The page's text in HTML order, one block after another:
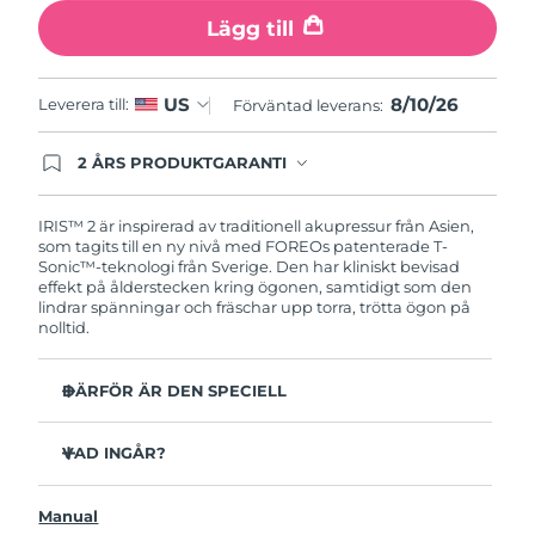
Lägg till
Leverera till: US Förväntad leverans: 8/10/26
2 ÅRS PRODUKTGARANTI
utan extra kostnad om du får problem med den
inom två år efter inköpsdatum.
IRIS™ 2 är inspirerad av traditionell akupressur från Asien,
som tagits till en ny nivå med FOREOs patenterade T-
Sonic™-teknologi från Sverige. Den har kliniskt bevisad
effekt på ålderstecken kring ögonen, samtidigt som den
lindrar spänningar och fräschar upp torra, trötta ögon på
nolltid.
DÄRFÖR ÄR DEN SPECIELL
ögonvård.
3,5x mer effektiv mot mörka ringar under ögonen*
Minskar mörka ringar med 70% och kråkfötter och fina
VAD INGÅR?
USB-laddkabel
Manual
Turkiet Förväntad leverans 8/10/26
Förenade
Arabemiraten
Storbritannien Förväntad leverans
Uzbekistan Förväntad leverans8/14/26
Vietnam